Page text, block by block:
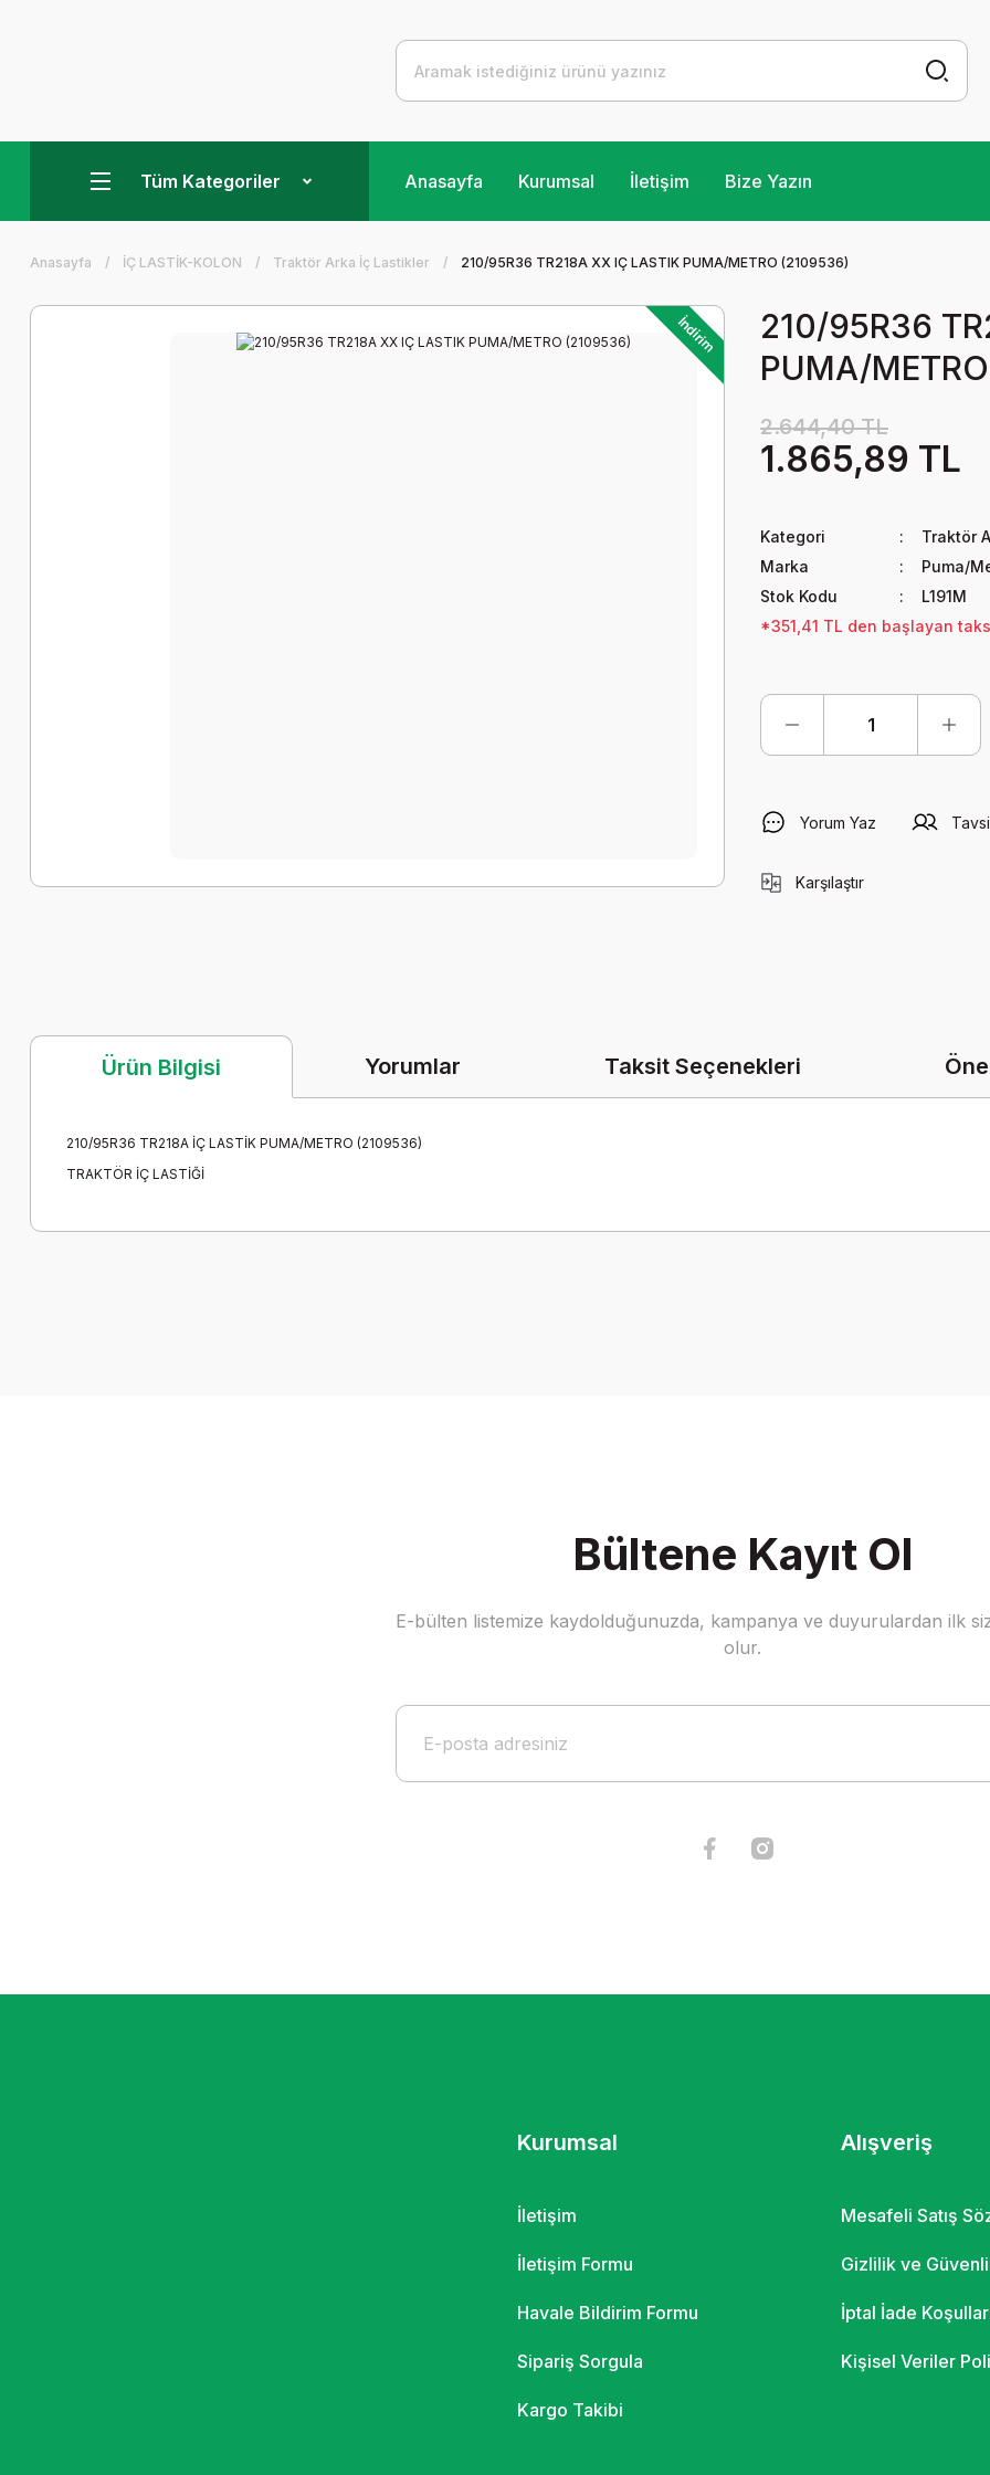
Tüm Kategoriler Anasayfa Kurumsal İletişim Bize Yazın
Anasayfa İÇ LASTİK-KOLON Traktör Arka İç Lastikler 210/95R36 TR218A XX IÇ LASTIK PUMA/METRO (2109536)
İndirim
210/95R36
PUMA/
2.644,40 TL
1.865,89 TL
Kategori
Traktör
Marka
Puma/
Stok Kodu
L191M
*351,41 TL den başlayan
Yorum Yaz
Karşılaştır
Ürün Bilgisi Yorumlar Taksit Seçenekleri
210/95R36 TR218A İÇ LASTİK PUMA/METRO (2109536)
TRAKTÖR İÇ LASTİĞİ
Gönder
Bültene Kayıt Ol
E-bülten listemize kaydolduğunuzda, kampanya ve duyurulardan ilk
olur.
Kurumsal
İletişim
İletişim Formu
Havale Bildirim Formu
Sipariş Sorgula
Kargo Takibi
Alışveriş
Mesafeli Satış
Gizlilik ve
İptal İade
Kişisel Veriler